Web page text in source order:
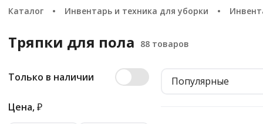
Каталог Инвентарь и техника для уборки
Тряпки для пола
Только в наличии
Цена,₽
Популярные